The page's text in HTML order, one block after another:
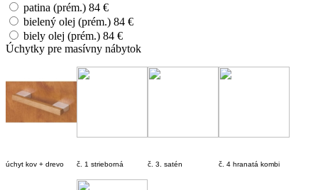
patina (prém.) 84 €
bielený olej (prém.) 84 €
biely olej (prém.) 84 €
Úchytky pre masívny nábytok
úchyt kov + drevo č. 1 strieborná č. 3. satén č. 4 hranatá kombi